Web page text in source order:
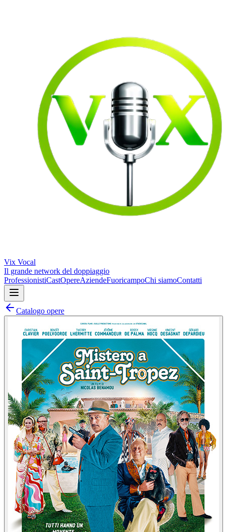
Vix Vocal
Il grande network del doppiaggio
ProfessionistiCastOpereAziendeFuoricampoChi siamoContatti
Catalogo opere